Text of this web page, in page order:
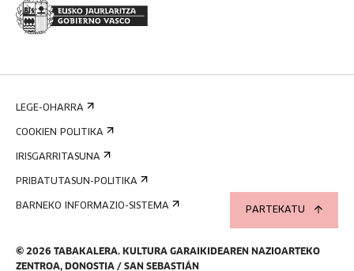
PARTEKATU
© 2026 TABAKALERA. KULTURA GARAIKIDEAREN NAZIOARTEKO
ZENTROA, DONOSTIA / SAN SEBASTIÁN
LEGE-OHARRA
COOKIEN POLITIKA
IRISGARRITASUNA
PRIBATUTASUN-POLITIKA
BARNEKO INFORMAZIO-SISTEMA